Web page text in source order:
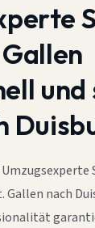
Gallen
Gallen nach